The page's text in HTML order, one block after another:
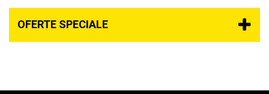
OFERTE SPECIALE